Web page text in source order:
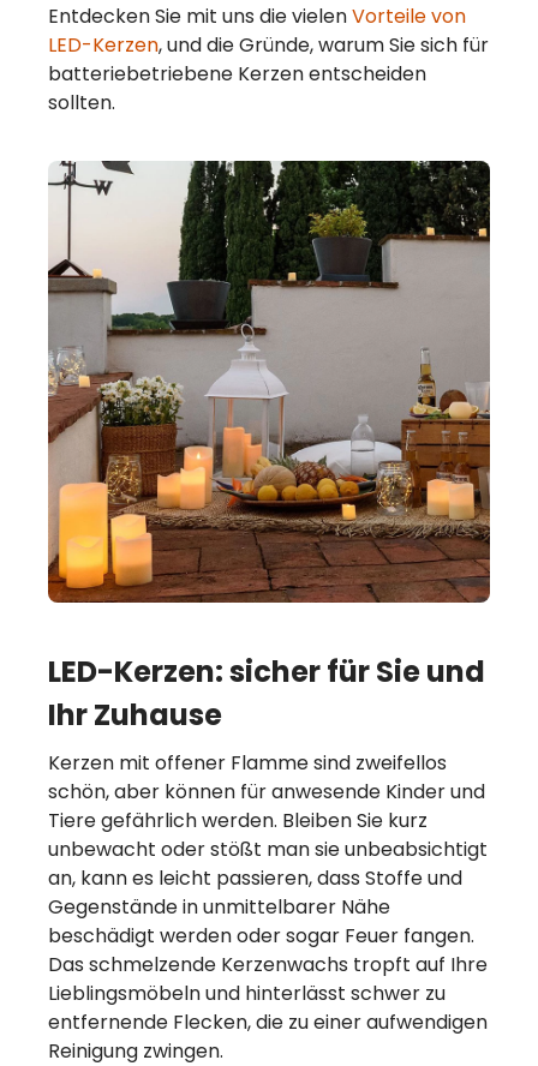
Entdecken Sie mit uns die vielenVorteile von
LED-Kerzen, und die Gründe, warum Sie sich für
batteriebetriebene Kerzen entscheiden
sollten.
LED-Kerzen: sicher für Sie und
Ihr Zuhause
Kerzen mit offener Flamme sind zweifellos
schön, aber können für anwesende Kinder und
Tiere gefährlich werden. Bleiben Sie kurz
unbewacht oder stößt man sie unbeabsichtigt
an, kann es leicht passieren, dass Stoffe und
Gegenstände in unmittelbarer Nähe
beschädigt werden oder sogar Feuer fangen.
Das schmelzende Kerzenwachs tropft auf Ihre
Lieblingsmöbeln und hinterlässt schwer zu
entfernende Flecken, die zu einer aufwendigen
Reinigung zwingen.